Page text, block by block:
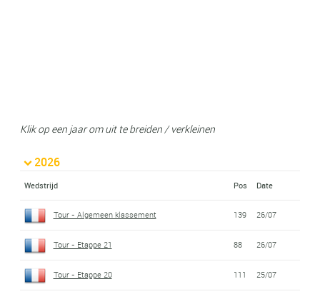
Klik op een jaar om uit te breiden / verkleinen
2026
Wedstrijd Pos Date
Tour - Algemeen klassement 139 26/07
Tour - Etappe 21 88 26/07
Tour - Etappe 20 111 25/07